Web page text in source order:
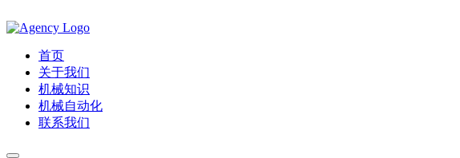
首页
关于我们
机械知识
机械自动化
联系我们